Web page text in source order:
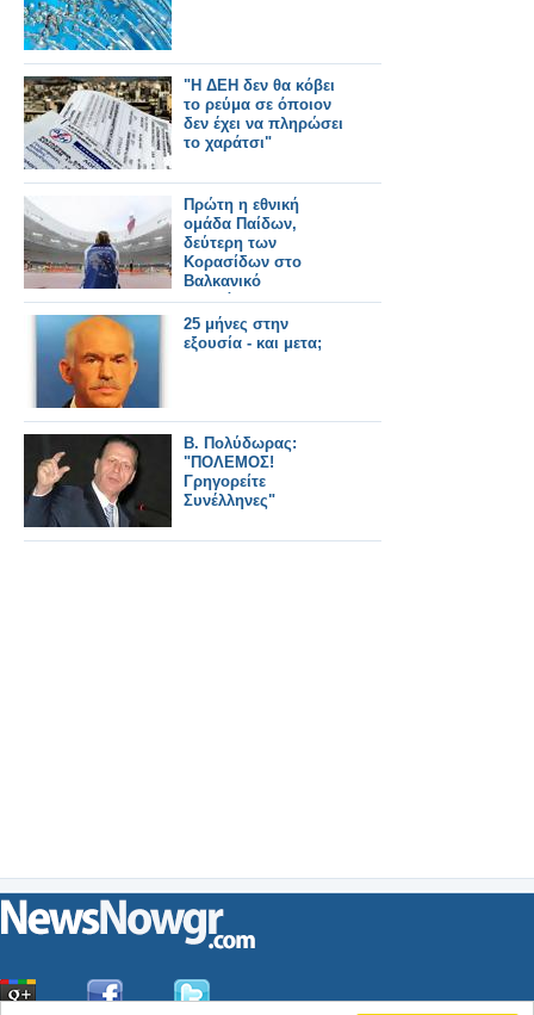
"Η ΔΕΗ δεν θα κόβει
το ρεύμα σε όποιον
δεν έχει να πληρώσει
το χαράτσι"
Πρώτη η εθνική
ομάδα Παίδων,
δεύτερη των
Κορασίδων στο
Βαλκανικό
Πρωτάθλημα
25 μήνες στην
εξουσία - και μετα;
Β. Πολύδωρας:
"ΠΟΛΕΜΟΣ!
Γρηγορείτε
Συνέλληνες"